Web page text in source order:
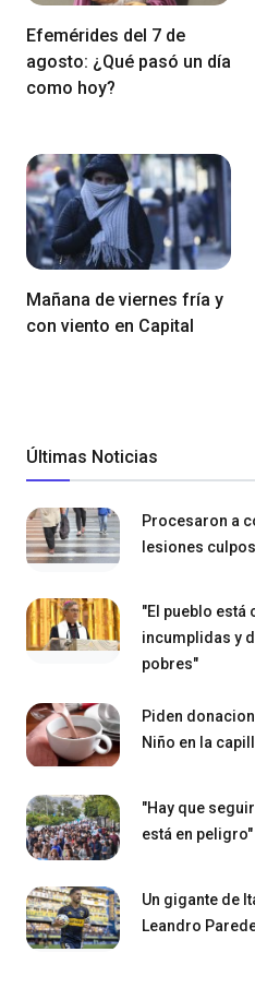
Efemérides del 7 de
agosto: ¿Qué pasó un día
como hoy?
Mañana de viernes fría y
con viento en Capital
Últimas Noticias
Procesaron a
lesiones
"El pueblo está
incumplidas y
pobres"
Piden
Niño en la
"Hay que
está en
Un gigante de
Leandro